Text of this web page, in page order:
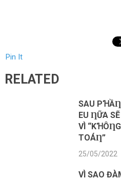
Pin It
RELATED
SAU
EU ȠỮA
VÌ
ТOÁȠ”
25/05/2022
VÌ ЅAO